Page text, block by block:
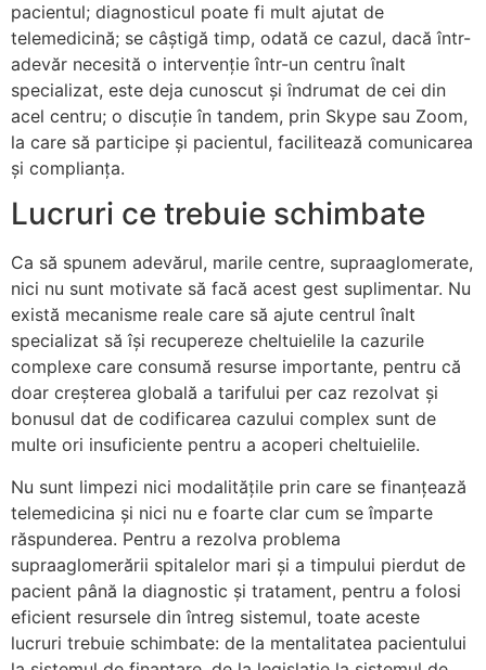
pacientul; diagnosticul poate fi mult ajutat de
telemedicină; se câștigă timp, odată ce cazul, dacă într-
adevăr necesită o intervenţie într-un centru înalt
specializat, este deja cunoscut și îndrumat de cei din
acel centru; o discuţie în tandem, prin Skype sau Zoom,
la care să participe și pacientul, facilitează comunicarea
și complianţa.
Lucruri ce trebuie schimbate
Ca să spunem adevărul, marile centre, supraaglomerate,
nici nu sunt motivate să facă acest gest suplimentar. Nu
există mecanisme reale care să ajute centrul înalt
specializat să își recupereze cheltuielile la cazurile
complexe care consumă resurse importante, pentru că
doar creșterea globală a tarifului per caz rezolvat și
bonusul dat de codificarea cazului complex sunt de
multe ori insuficiente pentru a acoperi cheltuielile.
Nu sunt limpezi nici modalităţile prin care se finanţează
telemedicina și nici nu e foarte clar cum se împarte
răspunderea. Pentru a rezolva problema
supraaglomerării spitalelor mari și a timpului pierdut de
pacient până la diagnostic și tratament, pentru a folosi
eficient resursele din întreg sistemul, toate aceste
lucruri trebuie schimbate: de la mentalitatea pacientului